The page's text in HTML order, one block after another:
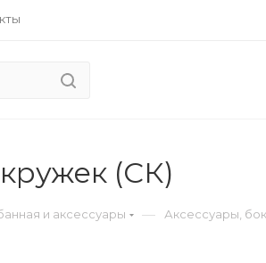
(СК)
и аксессуары — Аксессуары,